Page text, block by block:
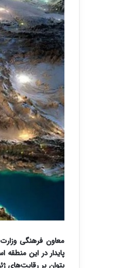
معاون فرهنگی وزارت
پایدار در این
بتوان بر رقابت‌های